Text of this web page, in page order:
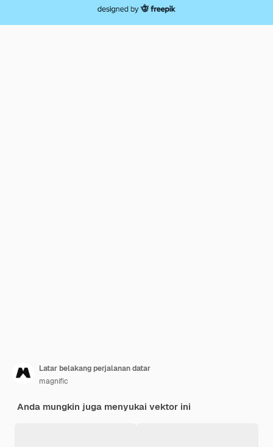
Latar belakang perjalanan datar
magnific
Anda mungkin juga menyukai vektor ini